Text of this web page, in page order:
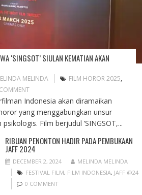
‘SINGSOT’ SIULAN KEMATIAN AKAN
MELINDA FILM HOROR 2025,
Indonesia akan diramaikan
yang menggabungkan unsur
Film berjudul ‘SINGSOT,...
RIBUAN PENONTON HADIR PADA PEMBUKAAN
JAFF 2024
DECEMBER 2, 2024
MELINDA MELINDA
FESTIVAL FILM, FILM INDONESIA, JAFF @24
0 COMMENT